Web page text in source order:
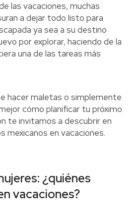
las vacaciones, muchas
a dejar todo listo para
ya sea a su destino
por explorar, haciendo de la
una de las tareas más
hacer maletas o simplemente
cómo planificar tu próximo
te invitamos a descubrir en
mexicanos en vacaciones.
¿quiénes
vacaciones?